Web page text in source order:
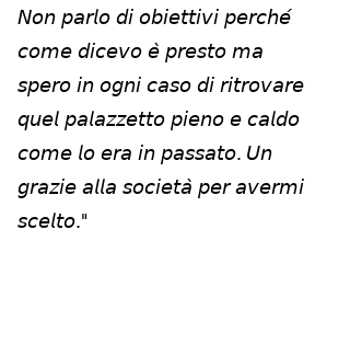
𝘕𝘰𝘯 𝘱𝘢𝘳𝘭𝘰 𝘥𝘪 𝘰𝘣𝘪𝘦𝘵𝘵𝘪𝘷𝘪 𝘱𝘦𝘳𝘤𝘩𝘦́
𝘤𝘰𝘮𝘦 𝘥𝘪𝘤𝘦𝘷𝘰 𝘦̀ 𝘱𝘳𝘦𝘴𝘵𝘰 𝘮𝘢
𝘴𝘱𝘦𝘳𝘰 𝘪𝘯 𝘰𝘨𝘯𝘪 𝘤𝘢𝘴𝘰 𝘥𝘪 𝘳𝘪𝘵𝘳𝘰𝘷𝘢𝘳𝘦
𝘲𝘶𝘦𝘭 𝘱𝘢𝘭𝘢𝘻𝘻𝘦𝘵𝘵𝘰 𝘱𝘪𝘦𝘯𝘰 𝘦 𝘤𝘢𝘭𝘥𝘰
𝘤𝘰𝘮𝘦 𝘭𝘰 𝘦𝘳𝘢 𝘪𝘯 𝘱𝘢𝘴𝘴𝘢𝘵𝘰. 𝘜𝘯
𝘨𝘳𝘢𝘻𝘪𝘦 𝘢𝘭𝘭𝘢 𝘴𝘰𝘤𝘪𝘦𝘵𝘢̀ 𝘱𝘦𝘳 𝘢𝘷𝘦𝘳𝘮𝘪
𝘴𝘤𝘦𝘭𝘵𝘰."